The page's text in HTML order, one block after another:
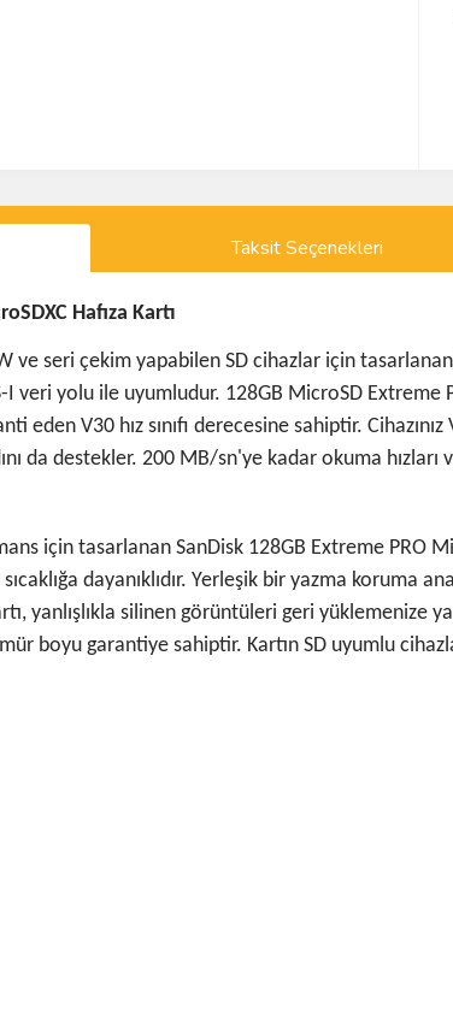
Taksit Seçenekleri
Hafıza Kartı
ve seri çekim yapabilen SD cihazlar için
I veri yolu ile uyumludur. 128GB MicroSD
eden V30 hız sınıfı derecesine sahiptir.
da destekler. 200 MB/sn'ye kadar okuma
için tasarlanan SanDisk 128GB Extreme PRO
dayanıklıdır. Yerleşik bir yazma koruma
yanlışlıkla silinen görüntüleri geri yüklemenize
boyu garantiye sahiptir. Kartın SD uyumlu